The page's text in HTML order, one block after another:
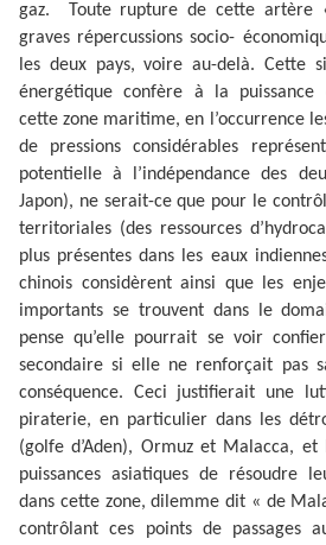
gaz. Toute rupture de cette artère
graves répercussions socio-
les deux pays, voire au-delà. Cette
énergétique confère à la puissance
cette zone maritime, en l’occurrence
de pressions considérables
potentielle à l’indépendance des
Japon), ne serait-ce que pour le
territoriales (des ressources
plus présentes dans les eaux
chinois considèrent ainsi que les
importants se trouvent dans le
pense qu’elle pourrait se voir
secondaire si elle ne renforçait pas
conséquence. Ceci justifierait une
piraterie, en particulier dans les
(golfe d’Aden), Ormuz et Malacca,
puissances asiatiques de résoudre
dans cette zone, dilemme dit « de
contrôlant ces points de passages